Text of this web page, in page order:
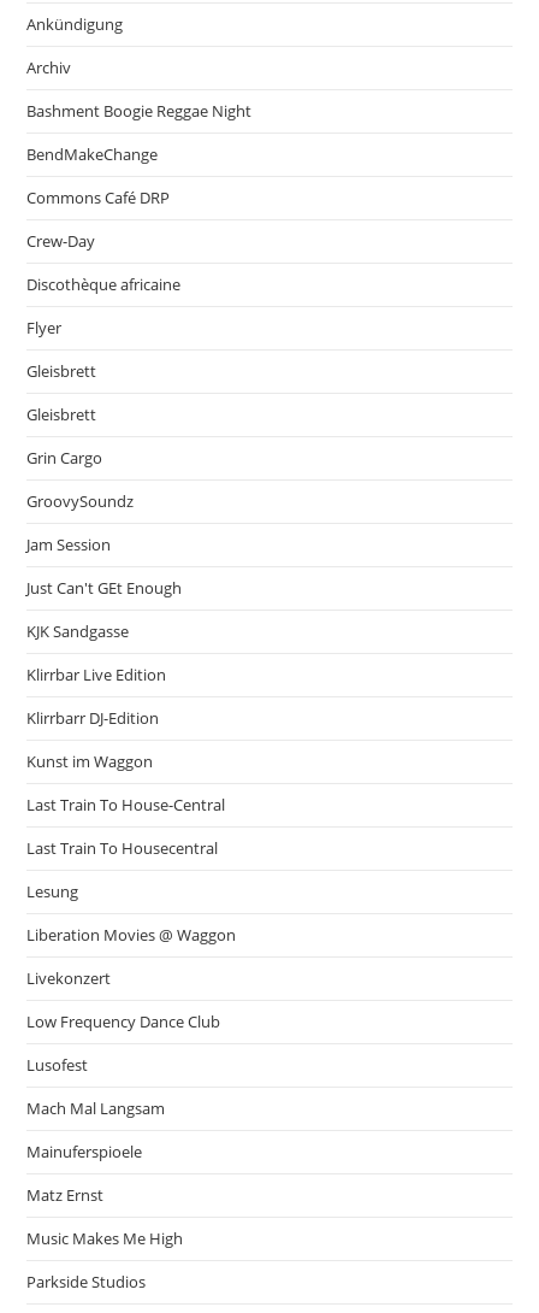
Ankündigung
Archiv
Bashment Boogie Reggae Night
BendMakeChange
Commons Café DRP
Crew-Day
Discothèque africaine
Flyer
Gleisbrett
Gleisbrett
Grin Cargo
GroovySoundz
Jam Session
Just Can't GEt Enough
KJK Sandgasse
Klirrbar Live Edition
Klirrbarr DJ-Edition
Kunst im Waggon
Last Train To House-Central
Last Train To Housecentral
Lesung
Liberation Movies @ Waggon
Livekonzert
Low Frequency Dance Club
Lusofest
Mach Mal Langsam
Mainuferspioele
Matz Ernst
Music Makes Me High
Parkside Studios